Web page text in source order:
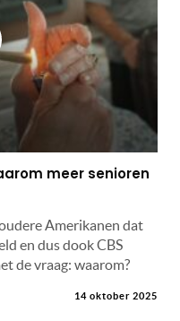
meer senioren
Amerikanen dat
en dus dook CBS
de vraag: waarom?
14 oktober 2025